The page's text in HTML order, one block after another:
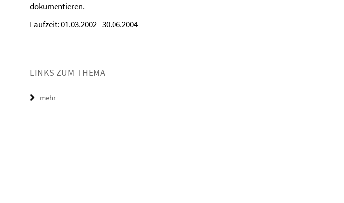
dokumentieren.
Laufzeit: 01.03.2002 - 30.06.2004
LINKS ZUM THEMA
mehr